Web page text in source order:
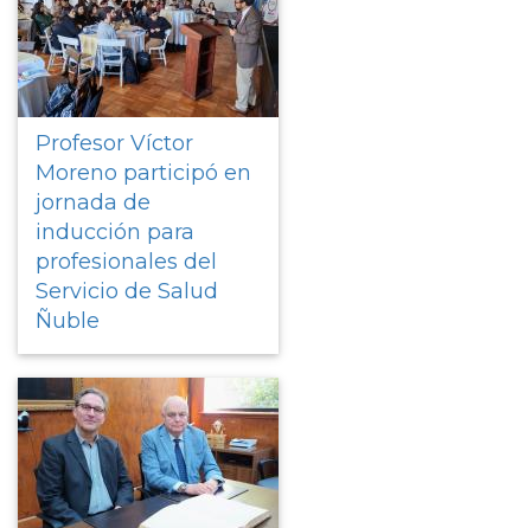
Profesor Víctor
Moreno participó en
jornada de
inducción para
profesionales del
Servicio de Salud
Ñuble